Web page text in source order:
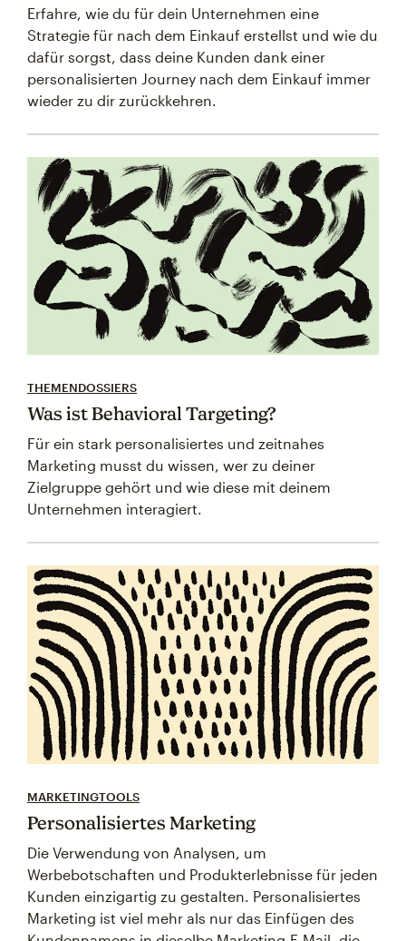
Erfahre, wie du für dein Unternehmen eine
Strategie für nach dem Einkauf erstellst und wie du
dafür sorgst, dass deine Kunden dank einer
personalisierten Journey nach dem Einkauf immer
wieder zu dir zurückkehren.
THEMENDOSSIERS
Was ist Behavioral Targeting?
Für ein stark personalisiertes und zeitnahes
Marketing musst du wissen, wer zu deiner
Zielgruppe gehört und wie diese mit deinem
Unternehmen interagiert.
MARKETINGTOOLS
Personalisiertes Marketing
Die Verwendung von Analysen, um
Werbebotschaften und Produkterlebnisse für jeden
Kunden einzigartig zu gestalten. Personalisiertes
Marketing ist viel mehr als nur das Einfügen des